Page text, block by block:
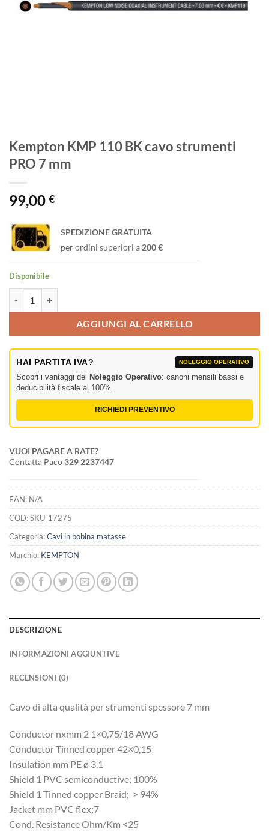
Kempton KMP 110 BK cavo strumenti
PRO 7 mm
99,00 €
SPEDIZIONE GRATUITA
per ordini superiori a200 €
Disponibile
AGGIUNGI AL CARRELLO
HAI PARTITA IVA? NOLEGGIO OPERATIVO
Scopri i vantaggi del Noleggio Operativo: canoni mensili bassi e
deducibilità fiscale al 100%.
RICHIEDI PREVENTIVO
VUOI PAGARE A RATE?
Contatta Paco329 2237447
EAN: N/A
COD:SKU-17275
Categoria:Cavi in bobina matasse
Marchio: KEMPTON
DESCRIZIONE
INFORMAZIONI AGGIUNTIVE
RECENSIONI (0)
Cavo di alta qualità per strumenti spessore 7 mm
Conductor nxmm 2 1×0,75/18 AWG
Conductor Tinned copper 42×0,15
Insulation mm PE ø 3,1
Shield 1 PVC semiconductive; 100%
Shield 1 Tinned copper Braid; > 94%
Jacket mm PVC flex;7
Cond. Resistance Ohm/Km <25